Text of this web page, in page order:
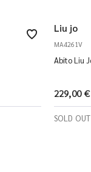
Liu jo
MA4261V
Abito Liu
229,00 €
SOLD OUT